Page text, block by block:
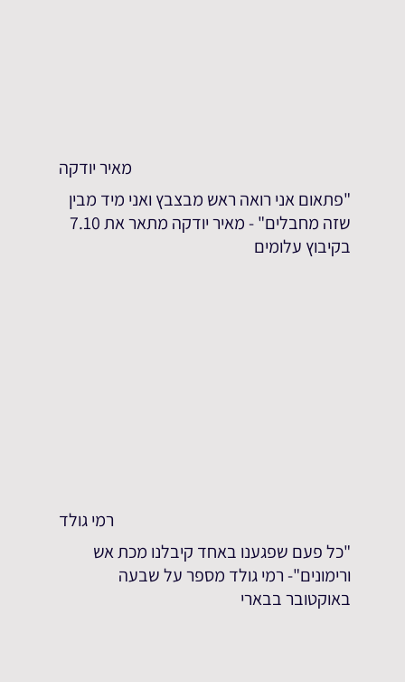
מאיר יודקה
"פתאום אני רואה ראש מבצבץ ואני מיד מבין
שזה מחבלים" - מאיר יודקה מתאר את 7.10
בקיבוץ עלומים
רמי גולד
"כל פעם שפגענו באחד קיבלנו מכת אש
ורימונים"- רמי גולד מספר על שבעה
באוקטובר בבארי